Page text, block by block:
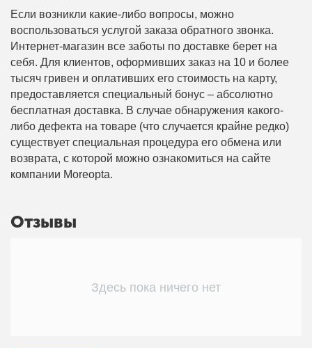
Если возникли какие-либо вопросы, можно
воспользоваться услугой заказа обратного звонка.
Интернет-магазин все заботы по доставке берет на
себя. Для клиентов, оформивших заказ на 10 и более
тысяч гривен и оплативших его стоимость на карту,
предоставляется специальный бонус – абсолютно
бесплатная доставка. В случае обнаружения какого-
либо дефекта на товаре (что случается крайне редко)
существует специальная процедура его обмена или
возврата, с которой можно ознакомиться на сайте
компании Moreopta.
Отзывы
Здесь пока ничего нет